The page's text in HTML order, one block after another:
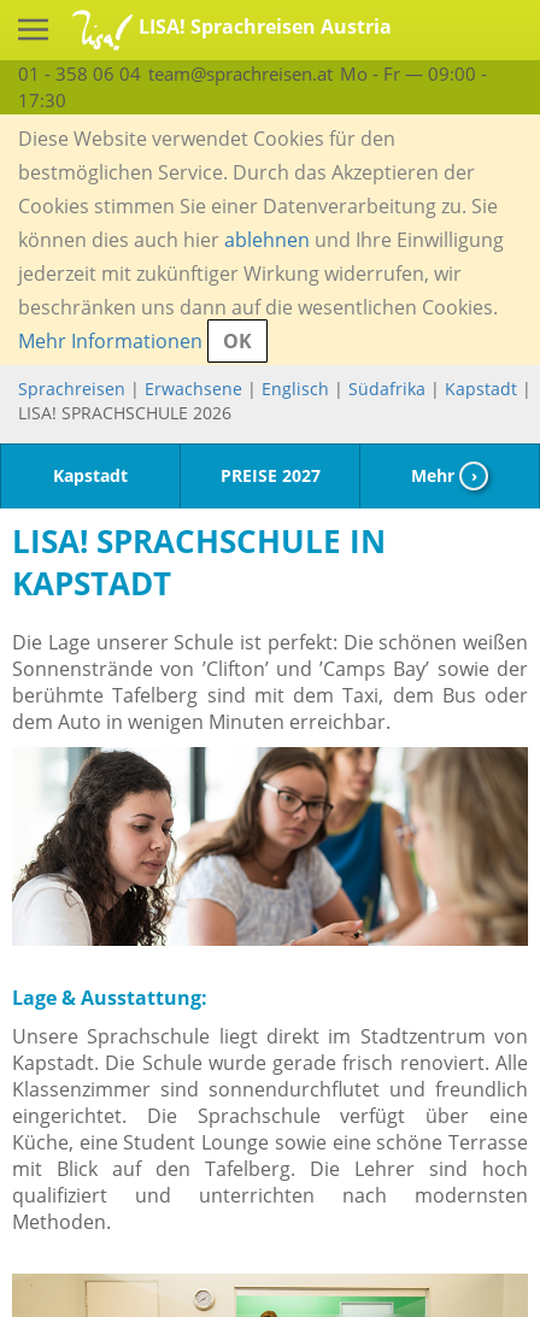
LISA! Sprachreisen Austria
01 - 358 06 04 team@sprachreisen.at Mo - Fr — 09:00 -
17:30
Diese Website verwendet Cookies für den
bestmöglichen Service. Durch das Akzeptieren der
Cookies stimmen Sie einer Datenverarbeitung zu. Sie
können dies auch hierablehnen und Ihre Einwilligung
jederzeit mit zukünftiger Wirkung widerrufen, wir
beschränken uns dann auf die wesentlichen Cookies.
Mehr Informationen
OK
Sprachreisen | Erwachsene | Englisch | Südafrika | Kapstadt |
LISA! SPRACHSCHULE 2026
Kapstadt PREISE 2027 Mehr ›
LISA! SPRACHSCHULE IN
KAPSTADT
Die Lage unserer Schule ist perfekt: Die schönen weißen
Sonnenstrände von ’Clifton’ und ’Camps Bay’ sowie der
berühmte Tafelberg sind mit dem Taxi, dem Bus oder
dem Auto in wenigen Minuten erreichbar.
Lage & Ausstattung:
Unsere Sprachschule liegt direkt im Stadtzentrum von
Kapstadt. Die Schule wurde gerade frisch renoviert. Alle
Klassenzimmer sind sonnendurchflutet und freundlich
eingerichtet. Die Sprachschule verfügt über eine
Küche, eine Student Lounge sowie eine schöne Terrasse
mit Blick auf den Tafelberg. Die Lehrer sind hoch
qualifiziert und unterrichten nach modernsten
Methoden.